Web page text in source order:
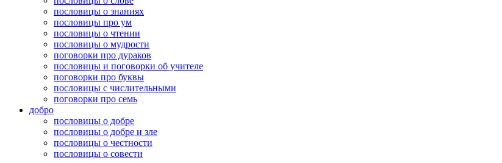
пословицы о знаниях
пословицы про ум
пословицы о чтении
пословицы о мудрости
поговорки про дураков
пословицы и поговорки об учителе
поговорки про буквы
пословицы с числительными
поговорки про семь
добро
пословицы о добре
пословицы о добре и зле
пословицы о честности
пословицы о совести